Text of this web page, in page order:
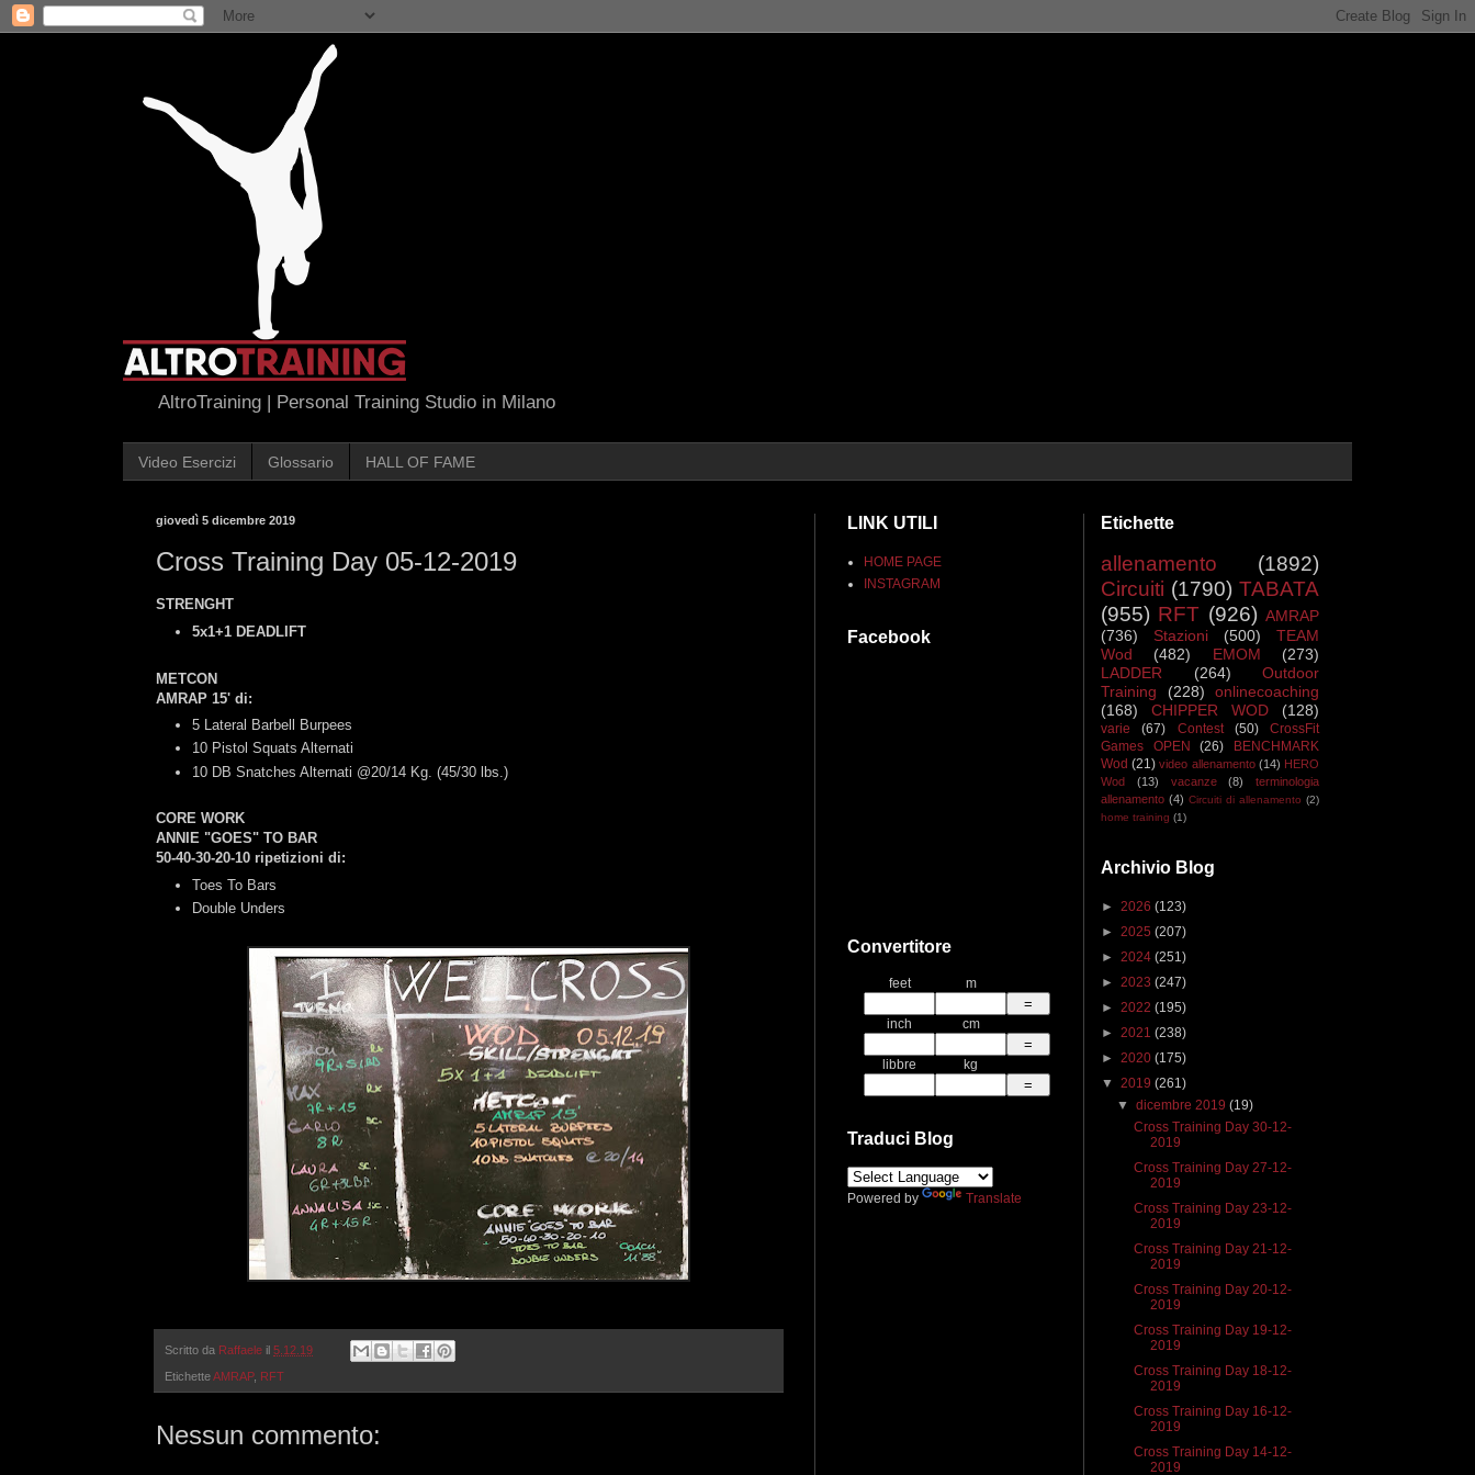
AltroTraining | Personal Training Studio in Milano
Video Esercizi Glossario HALL OF FAME
giovedì 5 dicembre 2019
Cross Training Day 05-12-2019
STRENGHT
5x1+1 DEADLIFT
METCON
AMRAP 15' di:
5 Lateral Barbell Burpees
10 Pistol Squats Alternati
10 DB Snatches Alternati @20/14 Kg. (45/30 lbs.)
CORE WORK
ANNIE "GOES" TO BAR
50-40-30-20-10 ripetizioni di:
Toes To Bars
Double Unders
Scritto da Raffaele il 5.12.19
EtichetteAMRAP, RFT
Nessun commento:
LINK UTILI
HOME PAGE
INSTAGRAM
Facebook
Convertitore
feet m
inch cm
libbre kg
Traduci Blog
Powered by Translate
Etichette
allenamento
(1892)
Circuiti (1790) TABATA
(955) RFT (926) AMRAP
(736)
Stazioni (500)
TEAM
Wod
(482) EMOM
(273)
LADDER
(264)
Outdoor
Training
(228)
onlinecoaching
(168)
CHIPPER WOD (128)
varie (67) Contest (50)
CrossFit
Games OPEN
(26)
BENCHMARK
Wod (21) video allenamento (14) HERO
Wod
(13) vacanze (8)
terminologia
allenamento (4) Circuiti di allenamento (2)
home training (1)
Archivio Blog
► 2026 (123)
► 2025 (207)
► 2024 (251)
► 2023 (247)
► 2022 (195)
► 2021 (238)
► 2020 (175)
▼ 2019 (261)
▼dicembre 2019(19)
Cross Training Day 30-12-
2019
Cross Training Day 27-12-
2019
Cross Training Day 23-12-
2019
Cross Training Day 21-12-
2019
Cross Training Day 20-12-
2019
Cross Training Day 19-12-
2019
Cross Training Day 18-12-
2019
Cross Training Day 16-12-
2019
Cross Training Day 14-12-
2019